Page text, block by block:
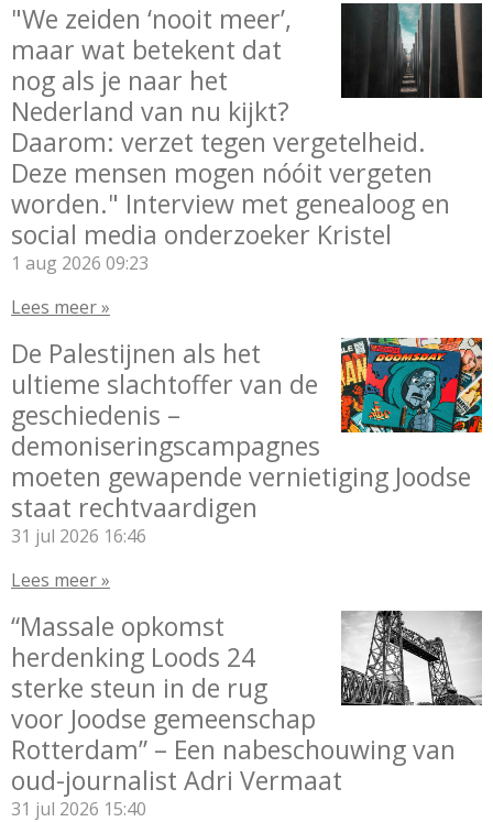
"We zeiden ‘nooit meer’,
maar wat betekent dat
nog als je naar het
Nederland van nu kijkt?
Daarom: verzet tegen vergetelheid.
Deze mensen mogen nóóit vergeten
worden." Interview met genealoog en
social media onderzoeker Kristel
1 aug 2026 09:23
Lees meer »
De Palestijnen als het
ultieme slachtoffer van de
geschiedenis –
demoniseringscampagnes
moeten gewapende vernietiging Joodse
staat rechtvaardigen
31 jul 2026 16:46
Lees meer »
“Massale opkomst
herdenking Loods 24
sterke steun in de rug
voor Joodse gemeenschap
Rotterdam” – Een nabeschouwing van
oud-journalist Adri Vermaat
31 jul 2026 15:40